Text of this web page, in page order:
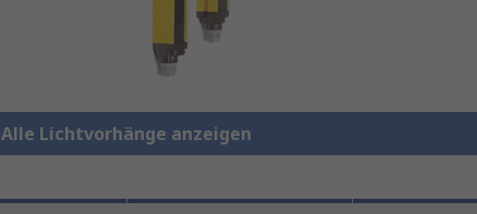
Alle Lichtvorhänge anzeigen